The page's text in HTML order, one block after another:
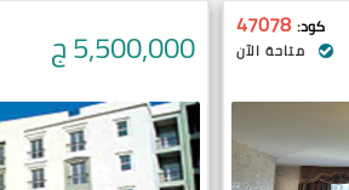
كود: 47078
متاحة الآن 5,500,000ج